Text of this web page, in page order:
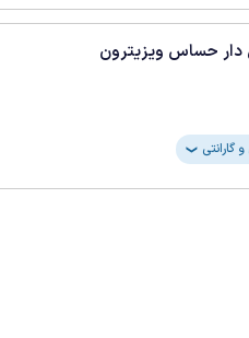
حساس ویزیترون
❯